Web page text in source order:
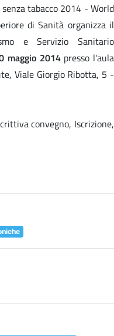
tabacco 2014 - World
di Sanità organizza il
e Servizio Sanitario
maggio 2014presso l'aula
Viale Giorgio Ribotta, 5 -
convegno, Iscrizione,